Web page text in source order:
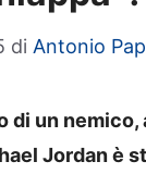
di Antonio
di un nemico,
Jordan è